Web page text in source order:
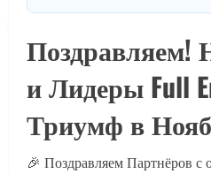
Поздравляем!
и Лидеры Full
Триумф в
🎉 Поздравляем Партнёров